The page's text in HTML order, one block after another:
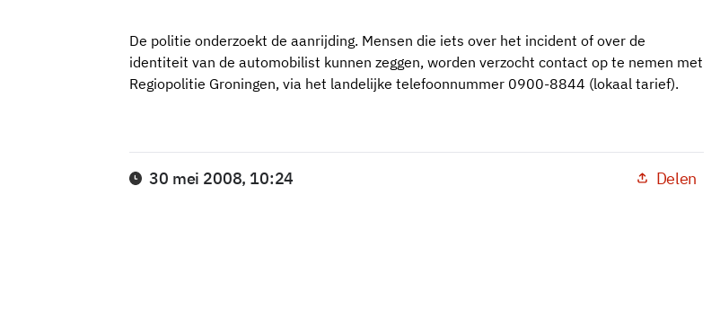
De politie onderzoekt de aanrijding. Mensen die iets over het incident of over de
identiteit van de automobilist kunnen zeggen, worden verzocht contact op te nemen met
Regiopolitie Groningen, via het landelijke telefoonnummer 0900-8844 (lokaal tarief).
30 mei 2008, 10:24 Delen